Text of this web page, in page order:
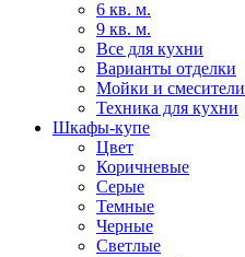
6 кв. м.
9 кв. м.
Все для кухни
Варианты отделки
Мойки и смесители
Техника для кухни
Шкафы-купе
Цвет
Коричневые
Серые
Темные
Черные
Светлые